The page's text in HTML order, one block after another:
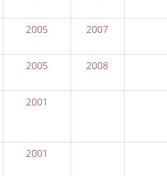
2005 2007
2005 2008
2001
2001